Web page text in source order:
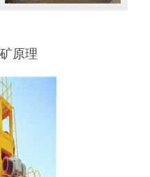
原理